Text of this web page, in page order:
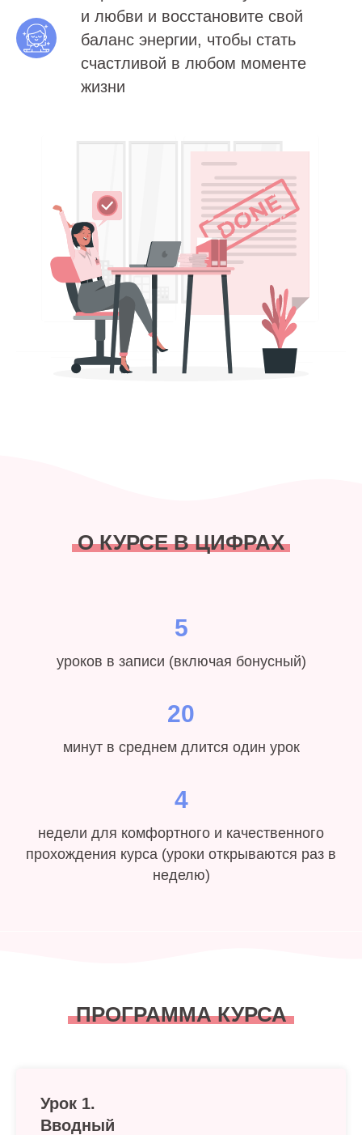
и любви и восстановите свой
баланс энергии, чтобы стать
счастливой в любом моменте
жизни
О КУРСЕ В ЦИФРАХ
5
уроков в записи (включая бонусный)
20
минут в среднем длится один урок
4
недели для комфортного и качественного
прохождения курса (уроки открываются раз в
неделю)
ПРОГРАММА КУРСА
Урок 1.
Вводный